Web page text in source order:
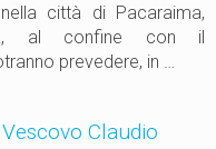
città di Pacaraima,
al confine con il
prevedere, in …
Claudio